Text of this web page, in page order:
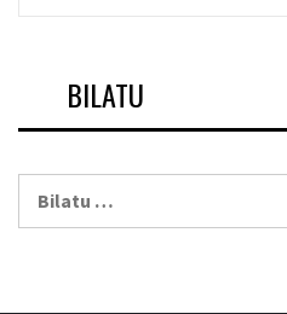
BILATU